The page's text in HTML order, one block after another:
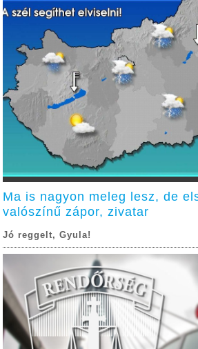
Ma is nagyon meleg lesz, de
valószínű zápor, zivatar
Jó reggelt, Gyula!